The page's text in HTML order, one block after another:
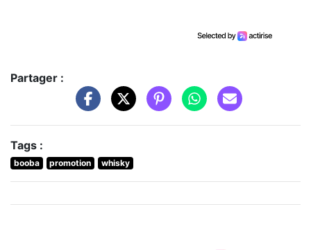
Partager :
Tags :
booba promotion whisky